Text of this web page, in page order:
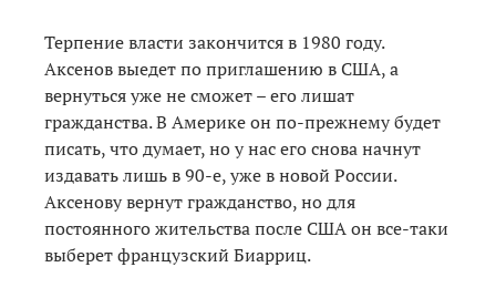
Терпение власти закончится в 1980 году.
Аксенов выедет по приглашению в США, а
вернуться уже не сможет – его лишат
гражданства. В Америке он по-прежнему будет
писать, что думает, но у нас его снова начнут
издавать лишь в 90-е, уже в новой России.
Аксенову вернут гражданство, но для
постоянного жительства после США он все-таки
выберет французский Биарриц.